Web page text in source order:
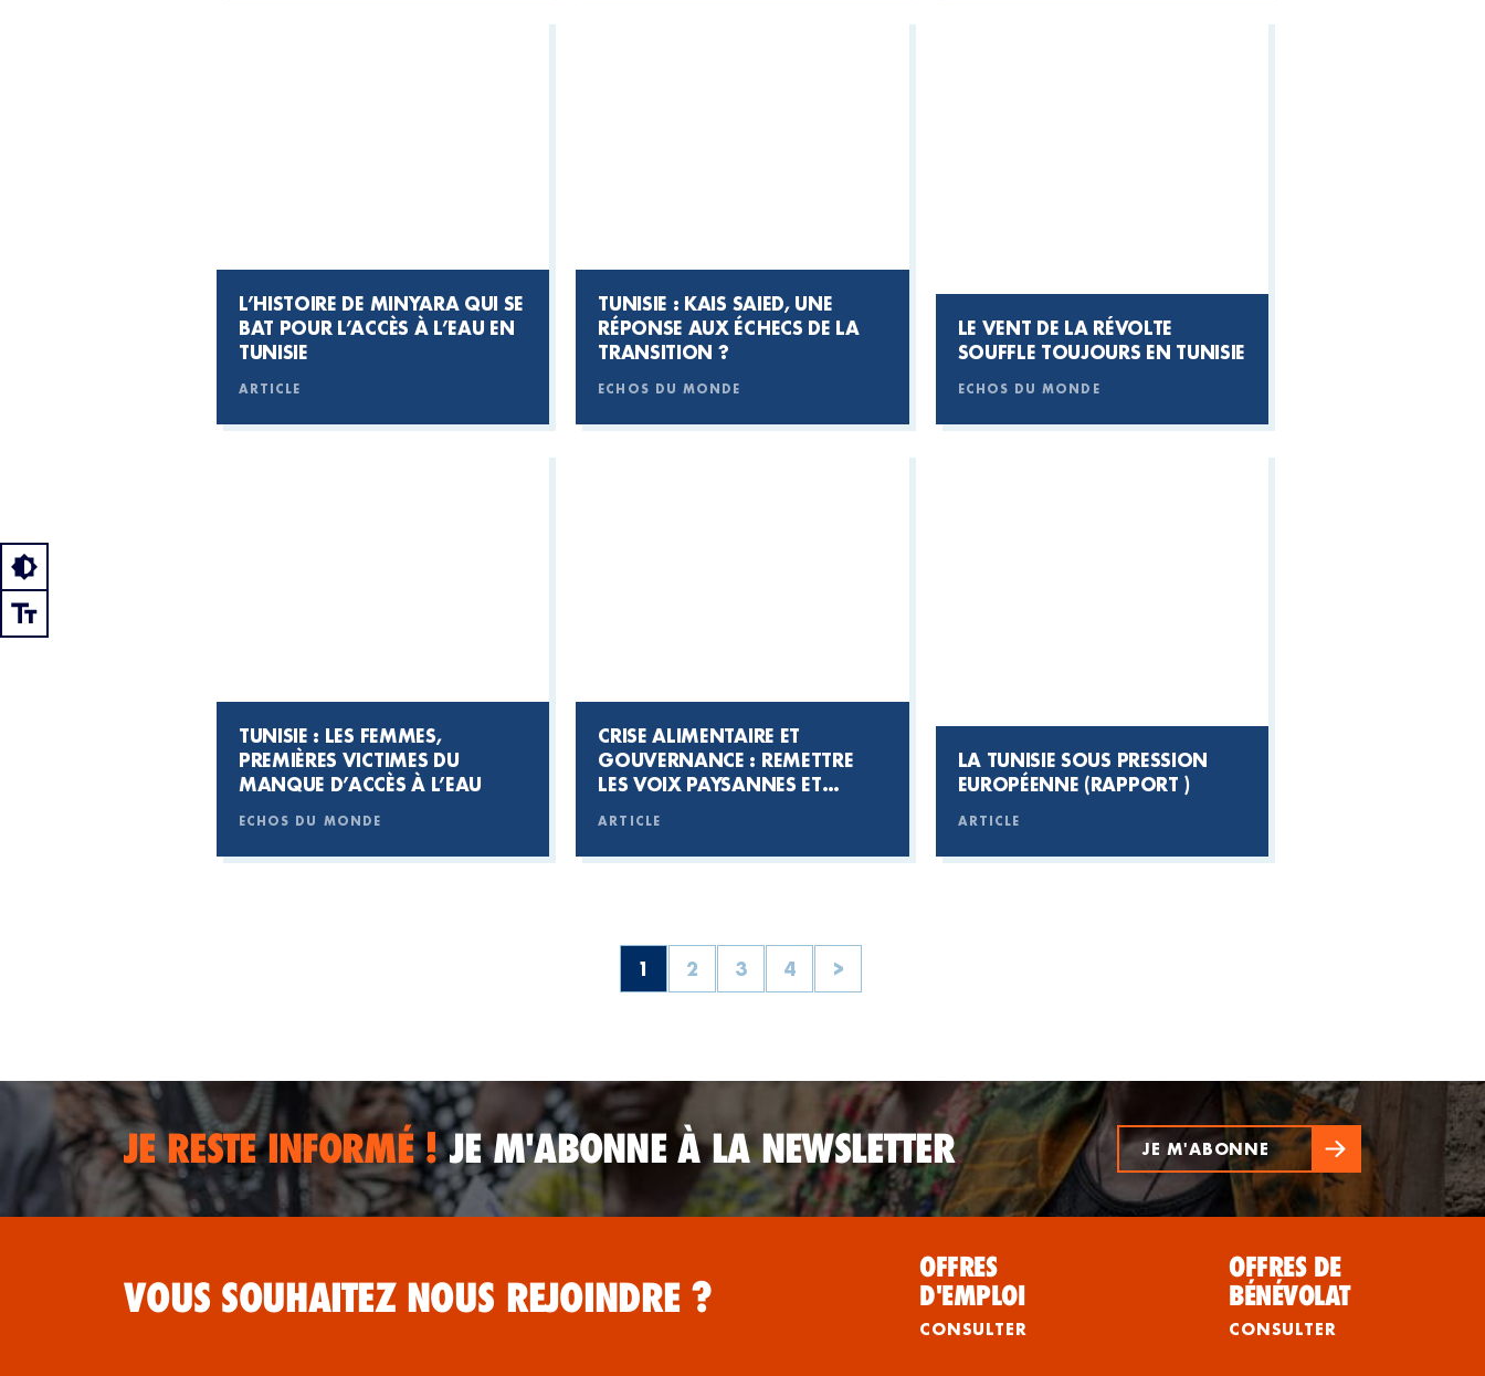
L’HISTOIRE DE MINYARA QUI SE
BAT POUR L’ACCÈS À L’EAU EN
TUNISIE
ARTICLE
TUNISIE : KAIS SAIED, UNE
RÉPONSE AUX ÉCHECS DE LA
TRANSITION ?
ECHOS DU MONDE
LE VENT DE LA RÉVOLTE
SOUFFLE TOUJOURS EN TUNISIE
ECHOS DU MONDE
TUNISIE : LES FEMMES,
PREMIÈRES VICTIMES DU
MANQUE D’ACCÈS À L’EAU
ECHOS DU MONDE
CRISE ALIMENTAIRE ET
GOUVERNANCE : REMETTRE
LES VOIX PAYSANNES ET
ARTICLE
LA TUNISIE SOUS PRESSION
EUROPÉENNE (RAPPORT )
ARTICLE
1 2 3 4 >
JE RESTE INFORMÉ !JE M'ABONNE À LA NEWSLETTER JE M'ABONNE
VOUS SOUHAITEZ NOUS REJOINDRE ?
OFFRES
D'EMPLOI
CONSULTER
OFFRES DE
BÉNÉVOLAT
CONSULTER